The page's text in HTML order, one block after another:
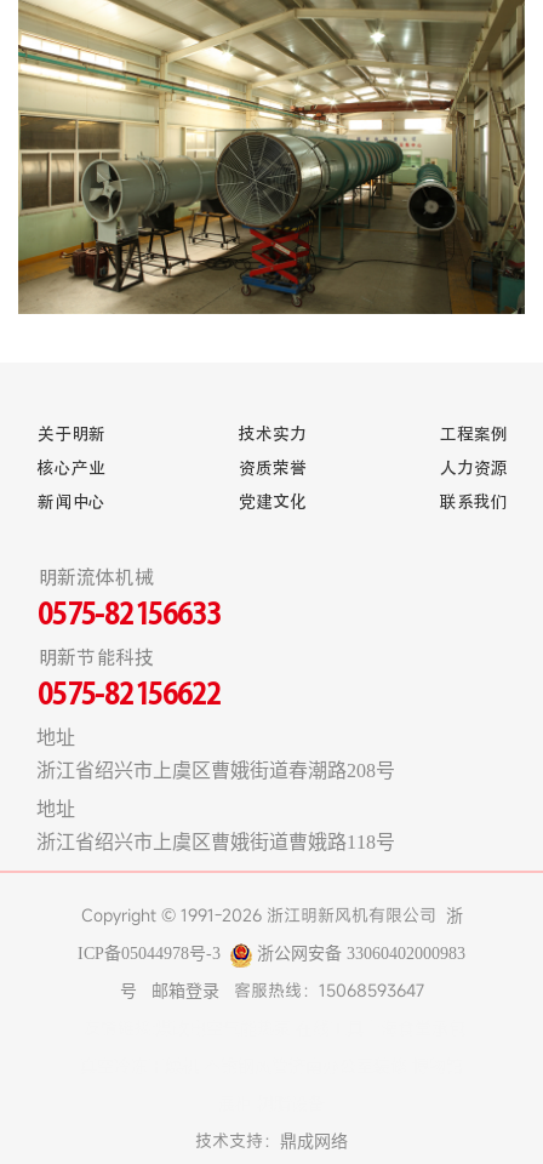
关于明新
核心产业
新闻中心
技术实力
资质荣誉
党建文化
工程案例
人力资源
联系我们
明新流体机械
0575-82156633
明新节能科技
0575-82156622
地址
浙江省绍兴市上虞区曹娥街道春潮路208号
地址
浙江省绍兴市上虞区曹娥街道曹娥路118号
Copyright © 1991-2026 浙江明新风机有限公司 浙
ICP备05044978号-3 浙公网安备 33060402000983
号 邮箱登录
客服热线：15068593647
技术支持： 鼎成网络